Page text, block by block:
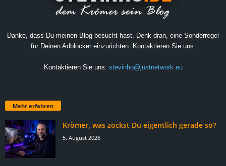
Danke, dass Du meinen Blog besucht hast. Denk dran, eine Sonderregel
für Deinen Adblocker einzurichten. Kontaktieren Sie uns:
Kontaktieren Sie uns: stevinho@justnetwork.eu
Mehr erfahren
Krömer, was zockst Du eigentlich gerade so?
5. August 2026